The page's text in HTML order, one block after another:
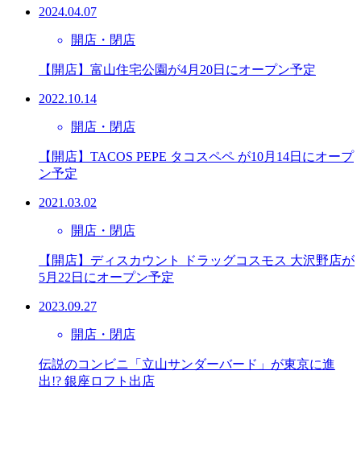
2024.04.07
開店・閉店
【開店】富山住宅公園が4月20日にオープン予定
2022.10.14
開店・閉店
【開店】TACOS PEPE タコスペペ が10月14日にオープ
ン予定
2021.03.02
開店・閉店
【開店】ディスカウント ドラッグコスモス 大沢野店が
5月22日にオープン予定
2023.09.27
開店・閉店
伝説のコンビニ「立山サンダーバード」が東京に進
出!? 銀座ロフト出店